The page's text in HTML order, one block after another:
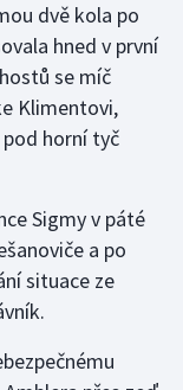
dvě kola po
hned v první
se míč
Klimentovi,
horní tyč
Sigmy v páté
a po
situace ze